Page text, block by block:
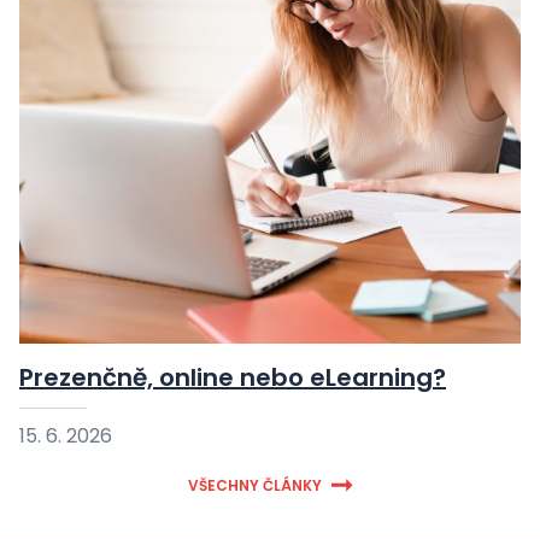
Prezenčně, online nebo eLearning?
15. 6. 2026
VŠECHNY ČLÁNKY